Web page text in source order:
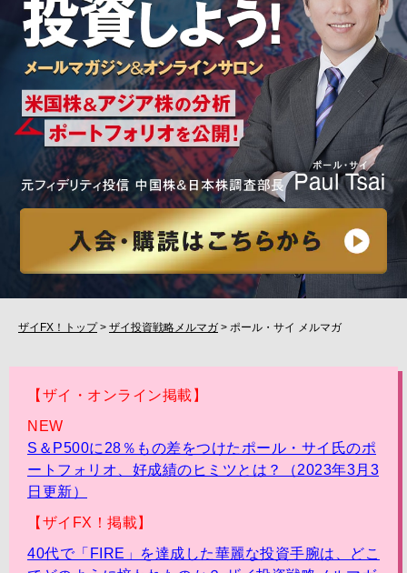
ザイFX！トップ> ザイ投資戦略メルマガ > ポール・サイ メルマガ
【ザイ・オンライン掲載】
NEW
S＆P500に28％もの差をつけたポール・サイ氏のポ
ートフォリオ、好成績のヒミツとは？（2023年3月3
日更新）
【ザイFX！掲載】
40代で「FIRE」を達成した華麗な投資手腕は、どこ